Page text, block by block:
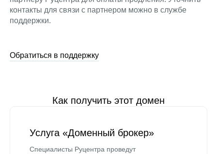
контакты для связи с партнером можно в службе
поддержки.
Обратиться в поддержку
Как получить этот домен
Услуга «Доменный брокер»
Специалисты Руцентра проведут